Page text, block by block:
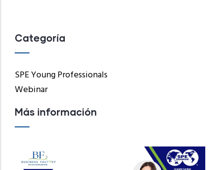
Categoría
SPE Young Professionals
Webinar
Más información